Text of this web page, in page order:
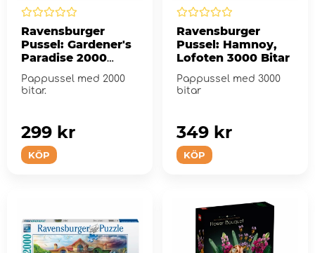
Ravensburger
Pussel: Gardener's
Paradise 2000
Bitar
Pappussel med 2000
bitar.
KÖP
299 kr
Ravensburger
Pussel: Hamnoy,
Lofoten 3000 Bitar
Pappussel med 3000
bitar
KÖP
349 kr